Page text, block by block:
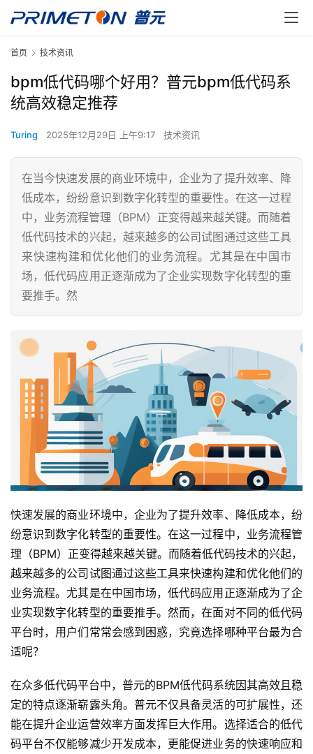
首页 技术资讯
bpm低代码哪个好用？普元bpm低代码系
统高效稳定推荐
Turing 2025年12月29日 上午9:17 技术资讯
在当今快速发展的商业环境中，企业为了提升效率、降
低成本，纷纷意识到数字化转型的重要性。在这一过程
中，业务流程管理（BPM）正变得越来越关键。而随着
低代码技术的兴起，越来越多的公司试图通过这些工具
来快速构建和优化他们的业务流程。尤其是在中国市
场，低代码应用正逐渐成为了企业实现数字化转型的重
要推手。然
快速发展的商业环境中，企业为了提升效率、降低成本，纷
纷意识到数字化转型的重要性。在这一过程中，业务流程管
理（BPM）正变得越来越关键。而随着低代码技术的兴起，
越来越多的公司试图通过这些工具来快速构建和优化他们的
业务流程。尤其是在中国市场，低代码应用正逐渐成为了企
业实现数字化转型的重要推手。然而，在面对不同的低代码
平台时，用户们常常会感到困惑，究竟选择哪种平台最为合
适呢？
在众多低代码平台中，普元的BPM低代码系统因其高效且稳
定的特点逐渐崭露头角。普元不仅具备灵活的可扩展性，还
能在提升企业运营效率方面发挥巨大作用。选择适合的低代
码平台不仅能够减少开发成本，更能促进业务的快速响应和